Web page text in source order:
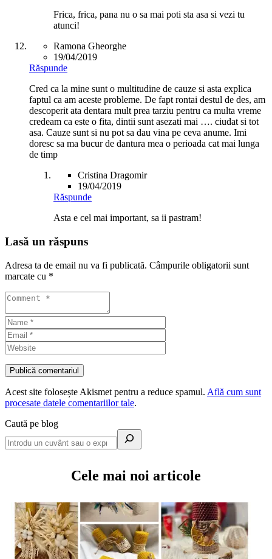
Frica, frica, pana nu o sa mai poti sta asa si vezi tu
atunci!
Ramona Gheorghe
19/04/2019
Răspunde
Cred ca la mine sunt o multitudine de cauze si asta explica
faptul ca am aceste probleme. De fapt rontai destul de des, am
descoperit ata dentara mult prea tarziu pentru ca multa vreme
credeam ca este o fita, dintii sunt asezati mai …. ciudat si tot
asa. Cauze sunt si nu pot sa dau vina pe ceva anume. Imi
doresc sa ma bucur de dantura mea o perioada cat mai lunga
de timp
Cristina Dragomir
19/04/2019
Răspunde
Asta e cel mai important, sa ii pastram!
Lasă un răspuns
Adresa ta de email nu va fi publicată. Câmpurile obligatorii sunt
marcate cu *
Acest site folosește Akismet pentru a reduce spamul. Află cum sunt
procesate datele comentariilor tale.
Caută pe blog
Cele mai noi articole